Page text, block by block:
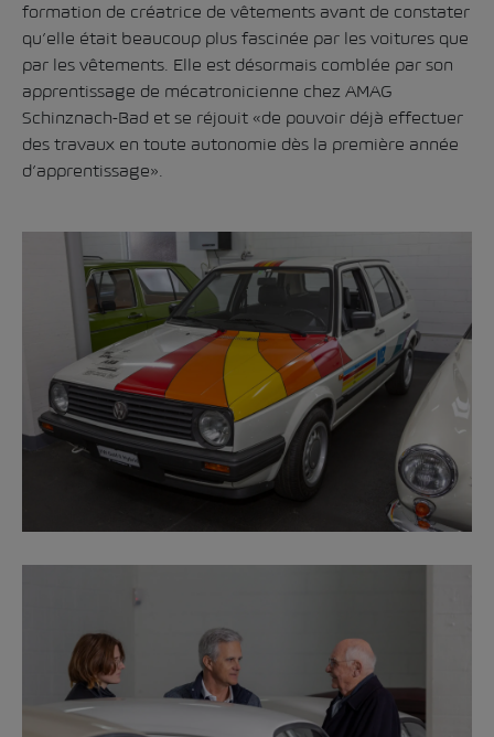
formation de créatrice de vêtements avant de constater
qu’elle était beaucoup plus fascinée par les voitures que
par les vêtements. Elle est désormais comblée par son
apprentissage de mécatronicienne chez AMAG
Schinznach-Bad et se réjouit «de pouvoir déjà effectuer
des travaux en toute autonomie dès la première année
d’apprentissage».